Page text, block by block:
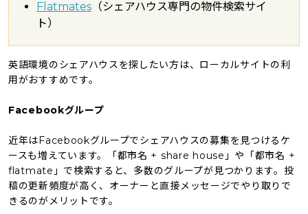
Flatmates （シェアハウス専門の物件検索サイ
ト）
英語環境のシェアハウスを探したい方は、ローカルサイトの利
用がおすすめです。
Facebookグループ
近年はFacebookグループでシェアハウスの募集を見つけるケ
ースも増えています。「都市名 + share house」や「都市名 +
flatmate」で検索すると、多数のグループが見つかります。投
稿の更新頻度が高く、オーナーと直接メッセージでやり取りで
きるのがメリットです。